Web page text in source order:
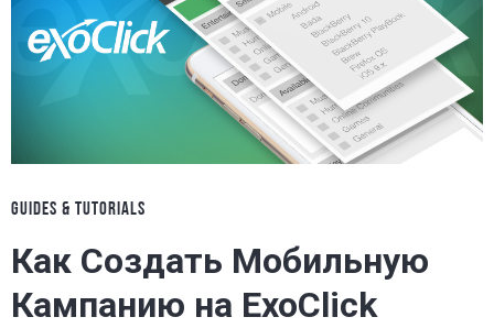
GUIDES & TUTORIALS
Как Создать Мобильную
Кампанию на ExoClick